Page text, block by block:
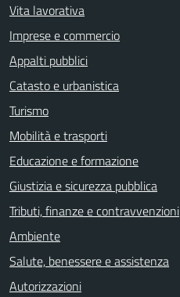
Vita lavorativa
Imprese e commercio
Appalti pubblici
Catasto e urbanistica
Turismo
Mobilità e trasporti
Educazione e formazione
Giustizia e sicurezza pubblica
Tributi, finanze e contravvenzioni
Ambiente
Salute, benessere e assistenza
Autorizzazioni